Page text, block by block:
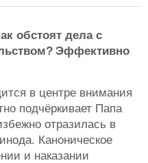
обстоят дела с
Эффективно
в центре внимания
подчёркивает Папа
отразилась в
Каноническое
и наказании